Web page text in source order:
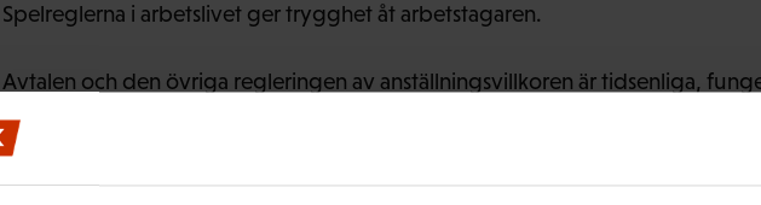
Spelreglerna i arbetslivet ger trygghet åt arbetstagaren.
Avtalen och den övriga regleringen av anställningsvillkoren är tidsenliga,
solidariska.